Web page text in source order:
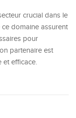
crucial dans le
domaine assurent
pour
partenaire est
et efficace.